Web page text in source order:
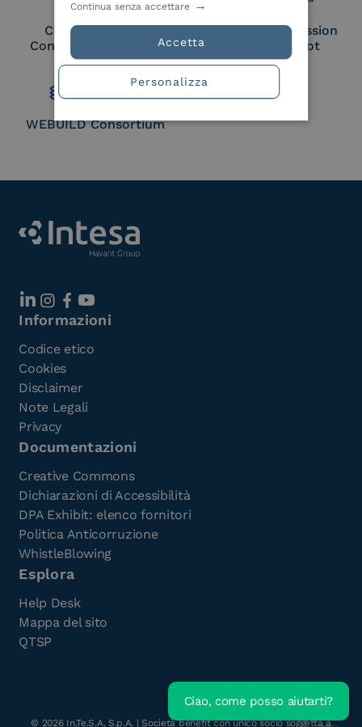
Cloud Signature
Consortium Member
European Commission
Large Scale Pilot
Member
WEBUILD Consortium
Informazioni
Codice etico
Cookies
Disclaimer
Note Legali
Privacy
Documentazioni
Creative Commons
Dichiarazioni di Accessibilità
DPA Exhibit: elenco fornitori
Politica Anticorruzione
WhistleBlowing
Esplora
Help Desk
Mappa del sito
QTSP
© 2026In.Te.S.A. S.p.A. | Società benefit con unico socio soggetta a
Accetta
Continua senza accettare
Personalizza
Ciao, come posso aiutarti?